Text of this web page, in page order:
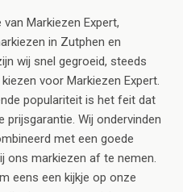
Markiezen Expert,
in Zutphen en
wij snel gegroeid, steeds
voor Markiezen Expert.
populariteit is het feit dat
Wij ondervinden
met een goede
ons markiezen af te nemen.
eens een kijkje op onze